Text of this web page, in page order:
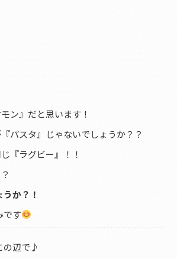
ン』だと思います！
パスタ』じゃないでしょうか？？
『ラグビー』！！
か？！
です
の辺で♪